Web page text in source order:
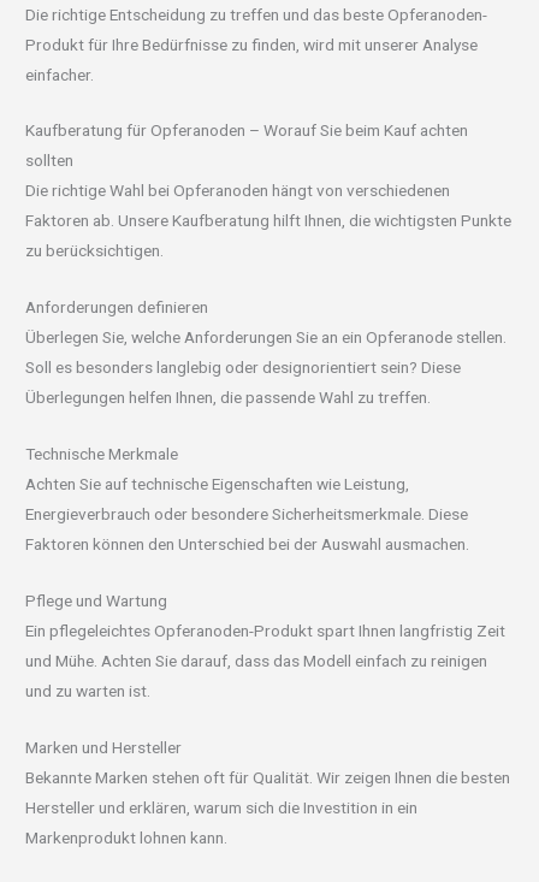
Die richtige Entscheidung zu treffen und das beste Opferanoden-
Produkt für Ihre Bedürfnisse zu finden, wird mit unserer Analyse
einfacher.
Kaufberatung für Opferanoden – Worauf Sie beim Kauf achten
sollten
Die richtige Wahl bei Opferanoden hängt von verschiedenen
Faktoren ab. Unsere Kaufberatung hilft Ihnen, die wichtigsten Punkte
zu berücksichtigen.
Anforderungen definieren
Überlegen Sie, welche Anforderungen Sie an ein Opferanode stellen.
Soll es besonders langlebig oder designorientiert sein? Diese
Überlegungen helfen Ihnen, die passende Wahl zu treffen.
Technische Merkmale
Achten Sie auf technische Eigenschaften wie Leistung,
Energieverbrauch oder besondere Sicherheitsmerkmale. Diese
Faktoren können den Unterschied bei der Auswahl ausmachen.
Pflege und Wartung
Ein pflegeleichtes Opferanoden-Produkt spart Ihnen langfristig Zeit
und Mühe. Achten Sie darauf, dass das Modell einfach zu reinigen
und zu warten ist.
Marken und Hersteller
Bekannte Marken stehen oft für Qualität. Wir zeigen Ihnen die besten
Hersteller und erklären, warum sich die Investition in ein
Markenprodukt lohnen kann.